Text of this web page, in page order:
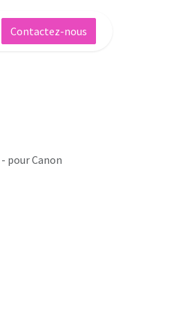
Contactez-nous
pour Canon